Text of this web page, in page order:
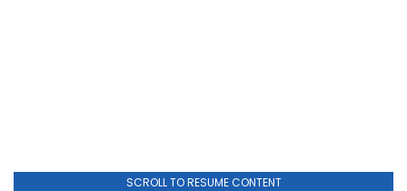
SCROLL TO RESUME CONTENT